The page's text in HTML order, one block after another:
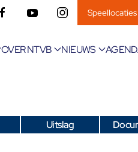
Speellocaties
OVER NTVB NIEUWS
Uitslag